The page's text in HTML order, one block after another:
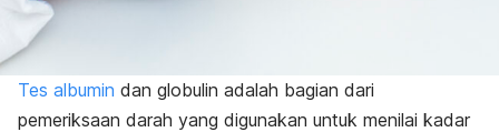
Tes albumin dan globulin adalah bagian dari
pemeriksaan darah yang digunakan untuk menilai kadar